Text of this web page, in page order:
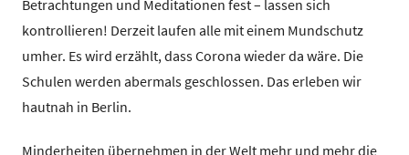
Betrachtungen und Meditationen fest – lassen sich
kontrollieren! Derzeit laufen alle mit einem Mundschutz
umher. Es wird erzählt, dass Corona wieder da wäre. Die
Schulen werden abermals geschlossen. Das erleben wir
hautnah in Berlin.
Minderheiten übernehmen in der Welt mehr und mehr die